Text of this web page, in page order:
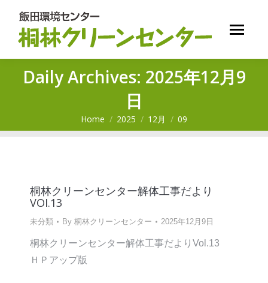
Daily Archives: 2025年12月9
日
You are here:
Home 2025 12月 09
桐林クリーンセンター解体工事だより
VOI.13
未分類 By 桐林クリーンセンター 2025年12月9日
桐林クリーンセンター解体工事だよりVol.13
ＨＰアップ版